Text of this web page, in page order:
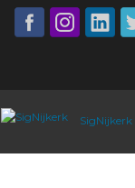
SigNijkerk